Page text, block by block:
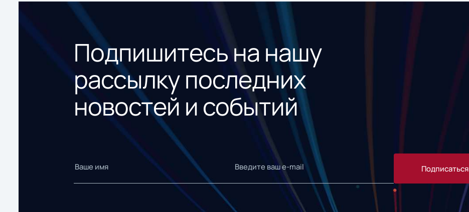
Подпишитесь на нашу
рассылку последних
новостей и событий
Подписаться